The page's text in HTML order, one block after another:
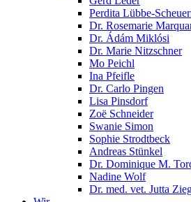
Perdita Lübbe-
Dr. Rosemarie
Dr. Ádám Miklósi
Dr. Marie Nitzschner
Mo Peichl
Ina Pfeifle
Dr. Carlo Pingen
Lisa Pinsdorf
Zoë Schneider
Swanie Simon
Sophie Strodtbeck
Andreas Stünkel
Dr. Dominique M.
Nadine Wolf
Dr. med. vet. Jutta